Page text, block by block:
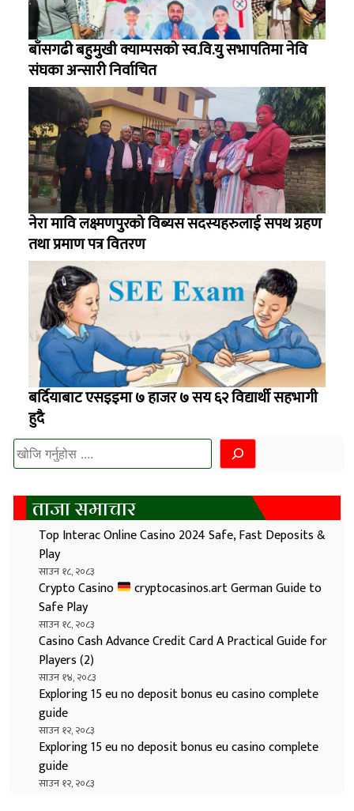
बाँसगढी बहुुमुुखी क्याम्पसको स्व.वि.युु सभापतिमा नेवि
संघका अन्सारी निर्वाचित
नेरा मावि लक्ष्मणपुुरको विब्यस सदस्यहरुलाई सपथ ग्रहण
तथा प्रमाण पत्र वितरण
बर्दियाबाट एसइइमा ७ हाजर ७ सय ६२ विद्यार्थी सहभागी
हुदै
खोज्नुहोस
ताजा समाचार
Top Interac Online Casino 2024 Safe, Fast Deposits &
Play
साउन १८, २०८३
Crypto Casino
cryptocasinos.art German Guide to
Safe Play
साउन १८, २०८३
Casino Cash Advance Credit Card A Practical Guide for
Players (2)
साउन १४, २०८३
Exploring 15 eu no deposit bonus eu casino complete
guide
साउन १२, २०८३
Exploring 15 eu no deposit bonus eu casino complete
guide
साउन १२, २०८३